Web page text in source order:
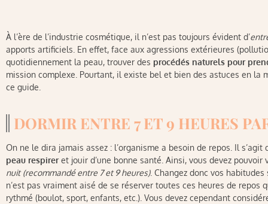
À l’ère de l’industrie cosmétique, il n’est pas toujours évident d’
apports artificiels. En effet, face aux agressions extérieures
quotidiennement la peau, trouver des procédés naturels pour
mission complexe. Pourtant, il existe bel et bien des astuces en la
ce guide.
DORMIR ENTRE 7 ET 9 HEURES
On ne le dira jamais assez : l’organisme a besoin de repos. Il
peau respireret jouir d’une bonne santé. Ainsi, vous devez pouvoir
nuit (recommandé entre 7 et 9 heures). Changez donc vos
n’est pas vraiment aisé de se réserver toutes ces heures de repos
rythmé (boulot, sport, enfants, etc.). Vous devez cependant